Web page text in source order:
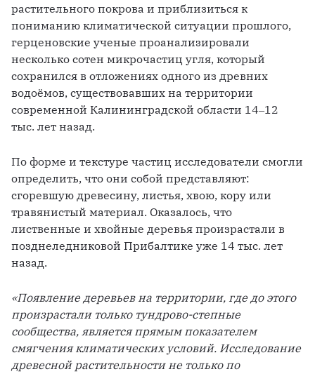
растительного покрова и приблизиться к
пониманию климатической ситуации прошлого,
герценовские ученые проанализировали
несколько сотен микрочастиц угля, который
сохранился в отложениях одного из древних
водоёмов, существовавших на территории
современной Калининградской области 14‒12
тыс. лет назад.
По форме и текстуре частиц исследователи смогли
определить, что они собой представляют:
сгоревшую древесину, листья, хвою, кору или
травянистый материал. Оказалось, что
лиственные и хвойные деревья произрастали в
позднеледниковой Прибалтике уже 14 тыс. лет
назад.
«Появление деревьев на территории, где до этого
произрастали только тундрово-степные
сообщества, является прямым показателем
смягчения климатических условий. Исследование
древесной растительности не только по